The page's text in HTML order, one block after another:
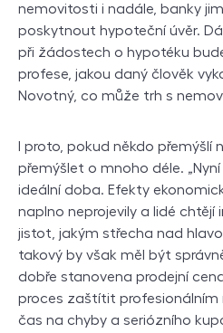
nemovitosti i nadále, banky
poskytnout hypoteční úvěr.
při žádostech o hypotéku
profese, jakou daný člověk
Novotný, co může trh s
I proto, pokud někdo přemýšlí
přemýšlet o mnoho déle.
ideální doba. Efekty
naplno neprojevily a lidé
jistot, jakým střecha nad
takový by však měl být
dobře stanovena prodejní
proces zaštítit profesionálním
čas na chyby a seriózního